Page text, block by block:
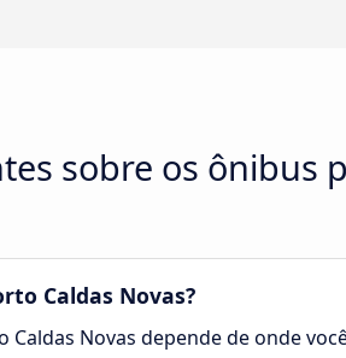
sobre os ônibus
Caldas Novas?
Novas depende de onde